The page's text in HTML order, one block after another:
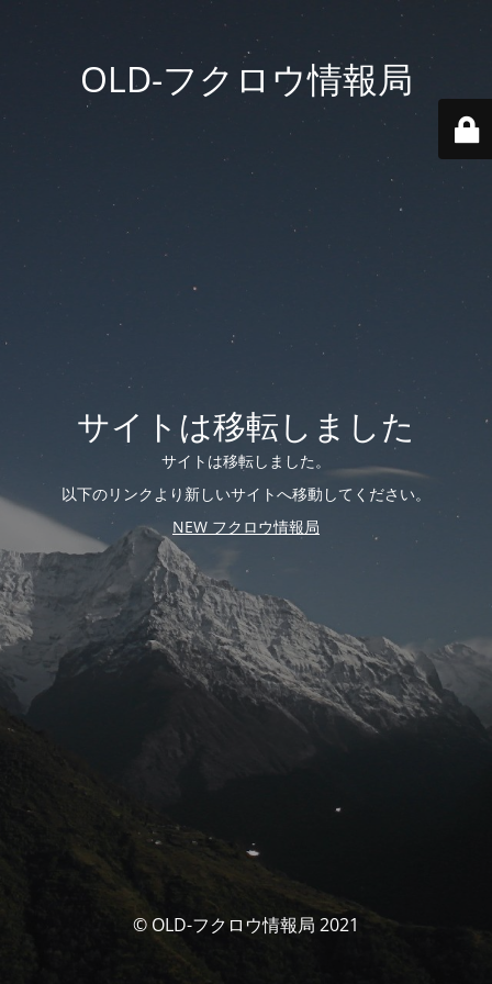
OLD-フクロウ情報局
サイトは移転しました
サイトは移転しました。
以下のリンクより新しいサイトへ移動してください。
NEW フクロウ情報局
© OLD-フクロウ情報局 2021